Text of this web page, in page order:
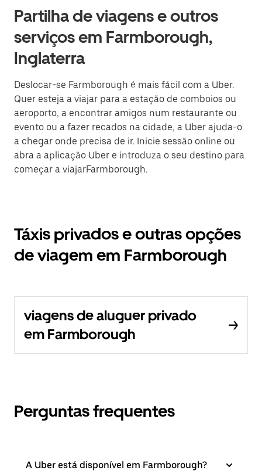
Partilha de viagens e outros
serviços em Farmborough,
Inglaterra
Deslocar-se Farmborough é mais fácil com a Uber.
Quer esteja a viajar para a estação de comboios ou
aeroporto, a encontrar amigos num restaurante ou
evento ou a fazer recados na cidade, a Uber ajuda-o
a chegar onde precisa de ir. Inicie sessão online ou
abra a aplicação Uber e introduza o seu destino para
começar a viajarFarmborough.
Táxis privados e outras opções
de viagem em Farmborough
viagens de aluguer privado
em Farmborough
Perguntas frequentes
A Uber está disponível em Farmborough?